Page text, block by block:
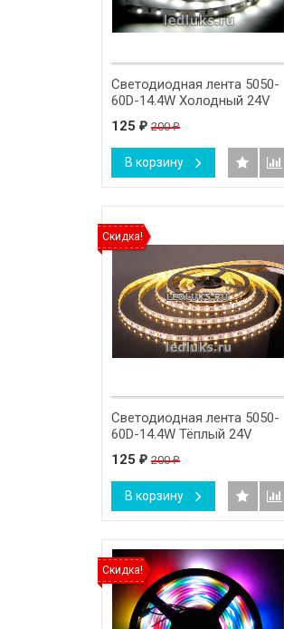
Светодиодная лента 5050-
60D-14.4W Холодный 24V
125 ₽ 200₽
В корзину
Скидка!
Светодиодная лента 5050-
60D-14.4W Тёплый 24V
125 ₽ 200₽
В корзину
Скидка!